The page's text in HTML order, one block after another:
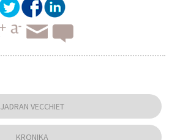
JADRAN VECCHIET
KRONIKA